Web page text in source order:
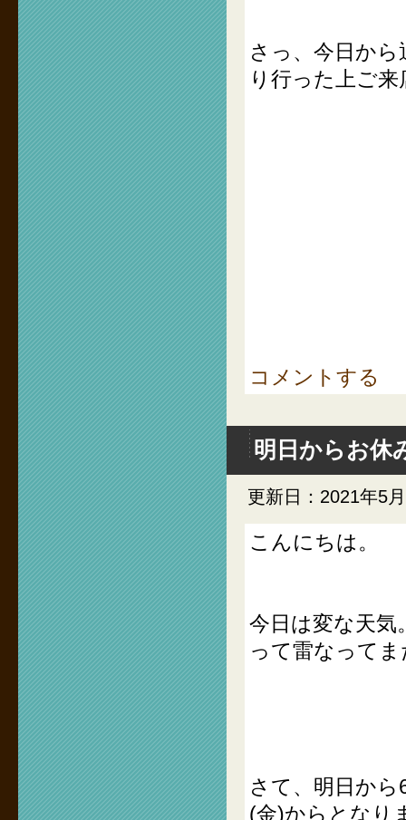
さっ、今日か
り行った上ご
コメントする
明日からお休
更新日：2021年5
こんにちは。
今日は変な天
って雷なって
さて、明日か
(金)からとなり